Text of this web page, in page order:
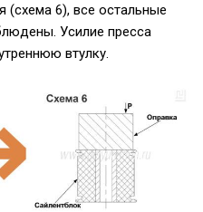
(схема 6), все остальные
Усилие пресса
втулку.